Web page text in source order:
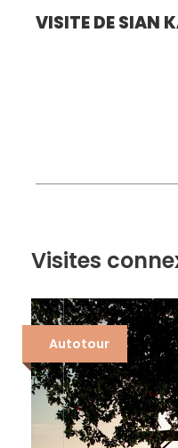
Visites
Autotour